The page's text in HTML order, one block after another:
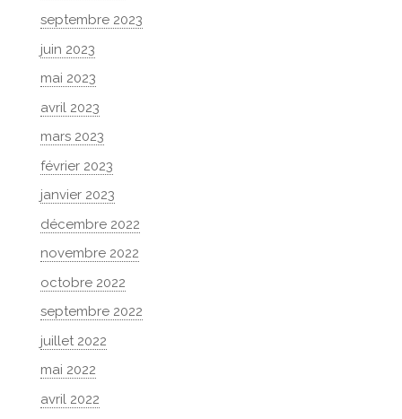
septembre 2023
juin 2023
mai 2023
avril 2023
mars 2023
février 2023
janvier 2023
décembre 2022
novembre 2022
octobre 2022
septembre 2022
juillet 2022
mai 2022
avril 2022